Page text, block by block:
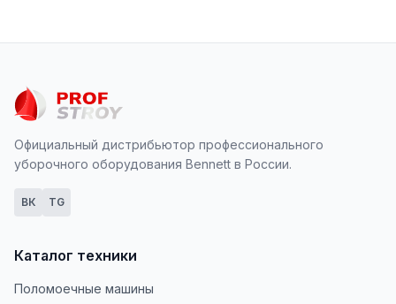
Официальный дистрибьютор профессионального
уборочного оборудования Bennett в России.
ВК TG
Каталог техники
Поломоечные машины